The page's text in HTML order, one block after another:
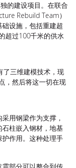
的建设项目。在联合
Rebuild Team）
设施，包括重建超
超过100千米的供水
了三维建模技术，现
，然后将这一切在现
用钢梁作为支撑，
柱嵌入钢材，地基
作用。这种处理手